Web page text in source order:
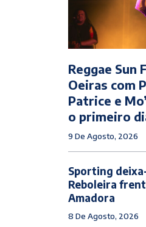
Reggae Sun
Oeiras com
Patrice e
o primeiro
9 De Agosto, 2026
Sporting
Reboleira
Amadora
8 De Agosto, 2026